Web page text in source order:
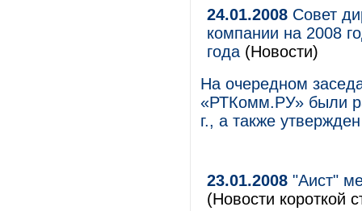
24.01.2008 Совет
компании на 2008
года (Новости)
На очередном
«РТКомм.РУ» были
г., а также
23.01.2008 "Аист"
(Новости короткой